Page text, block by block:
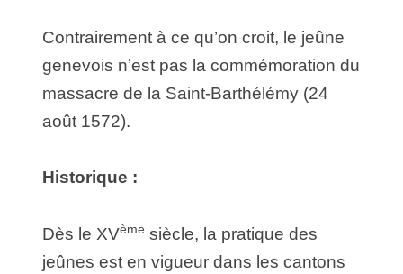
Contrairement à ce qu’on croit, le jeûne
genevois n’est pas la commémoration du
massacre de la Saint-Barthélémy (24
août 1572).
Historique :
Dès le XVème siècle, la pratique des
jeûnes est en vigueur dans les cantons